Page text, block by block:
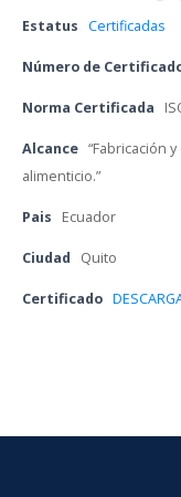
Estatu Certificada
Número de
Norma Certificada
Alcance “Fabricación
alimenticio.”
Pai Ecuador
Ciudad Quito
Certificado